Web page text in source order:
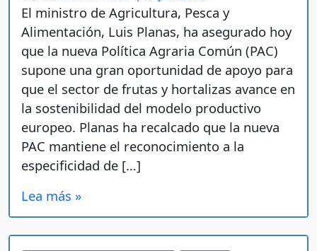
El ministro de Agricultura, Pesca y
Alimentación, Luis Planas, ha asegurado hoy
que la nueva Política Agraria Común (PAC)
supone una gran oportunidad de apoyo para
que el sector de frutas y hortalizas avance en
la sostenibilidad del modelo productivo
europeo. Planas ha recalcado que la nueva
PAC mantiene el reconocimiento a la
especificidad de […]
Lea más »